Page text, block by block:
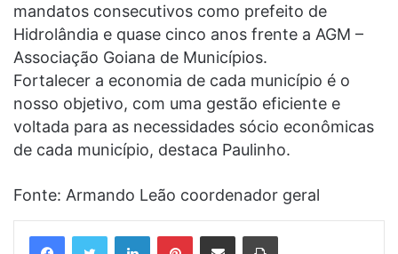
mandatos consecutivos como prefeito de
Hidrolândia e quase cinco anos frente a AGM –
Associação Goiana de Municípios.
Fortalecer a economia de cada município é o
nosso objetivo, com uma gestão eficiente e
voltada para as necessidades sócio econômicas
de cada município, destaca Paulinho.
Fonte: Armando Leão coordenador geral
LinkedinPinterestCompartilhar via e-mail Imprimir